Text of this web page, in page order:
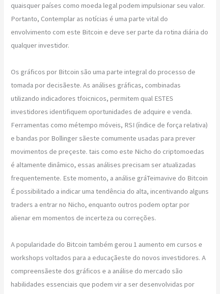
quaisquer países como moeda legal podem impulsionar seu valor.
Portanto, Contemplar as notícias é uma parte vital do
envolvimento com este Bitcoin e deve ser parte da rotina diária do
qualquer investidor.
Os gráficos por Bitcoin são uma parte integral do processo de
tomada por decisãeste. As análises gráficas, combinadas
utilizando indicadores tfoicnicos, permitem qual ESTES
investidores identifiquem oportunidades de adquire e venda.
Ferramentas como métempo móveis, RSI (índice de força relativa)
e bandas por Bollinger sãeste comumente usadas para prever
movimentos de preçeste. tais como este Nicho do criptomoedas
é altamente dinâmico, essas análises precisam ser atualizadas
frequentemente. Este momento, a análise gráTeimavive do Bitcoin
É possibilitado a indicar uma tendência do alta, incentivando alguns
traders a entrar no Nicho, enquanto outros podem optar por
alienar em momentos de incerteza ou correções.
A popularidade do Bitcoin também gerou 1 aumento em cursos e
workshops voltados para a educaçãeste do novos investidores. A
compreensãeste dos gráficos e a análise do mercado são
habilidades essenciais que podem vir a ser desenvolvidas por